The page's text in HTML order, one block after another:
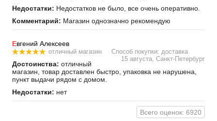
Недостатки: Недостатков не было, все очень оперативно.
Комментарий: Магазин однозначно рекомендую
Евгений Алексеев
отличный магазин
Способ покупки: доставка
15 августа, Санкт-Петербург
Достоинства: отличный
магазин, товар доставлен быстро, упаковка не нарушена,
пункт выдачи рядом с домом.
Недостатки: нет
Всего оценок: 6920